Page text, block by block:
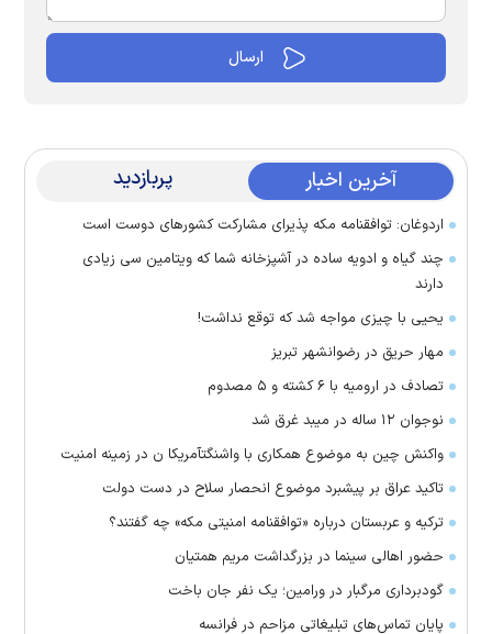
آخرین اخبار پربازدید
اردوغان: توافقنامه مکه پذیرای مشارکت کشور‌های دوست است
چند گیاه و ادویه ساده در آشپزخانه شما که ویتامین سی زیادی
دارند
یحیی با چیزی مواجه شد که توقع نداشت!
مهار حریق در رضوانشهر تبریز
تصادف در ارومیه با ۶ کشته و ۵ مصدوم
نوجوان ۱۲ ساله در میبد غرق شد
واکنش چین به موضوع همکاری با واشنگتآمریکا ن در زمینه امنیت
تاکید عراق بر پیشبرد موضوع انحصار سلاح در دست دولت
ترکیه و عربستان درباره «توافقنامه امنیتی مکه» چه گفتند؟
حضور اهالی سینما در بزرگداشت مریم همتیان
گودبرداری مرگبار در ورامین؛ یک نفر جان باخت
پایان تماس‌های تبلیغاتی مزاحم در فرانسه